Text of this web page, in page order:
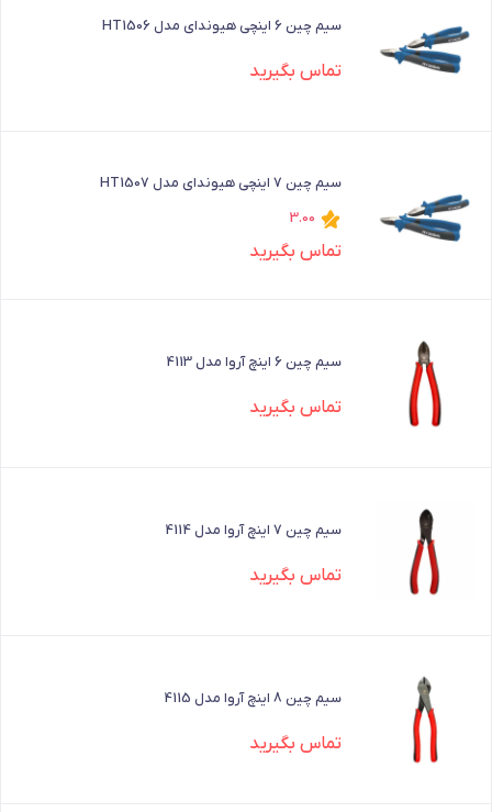
سیم چین 6 اینچی هیوندای مدل HT1506
تماس بگیرید
سیم چین 7 اینچی هیوندای مدل HT1507
3.00
تماس بگیرید
سیم چین 6 اینچ آروا مدل 4113
تماس بگیرید
سیم چین 7 اینچ آروا مدل 4114
تماس بگیرید
سیم چین 8 اینچ آروا مدل 4115
تماس بگیرید